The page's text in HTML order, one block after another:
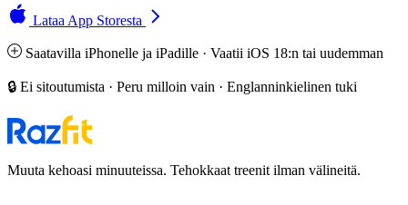
Lataa App Storesta
Saatavilla iPhonelle ja iPadille · Vaatii iOS 18:n tai uudemman
🔒 Ei sitoutumista · Peru milloin vain · Englanninkielinen tuki
Muuta kehoasi minuuteissa. Tehokkaat treenit ilman välineitä.